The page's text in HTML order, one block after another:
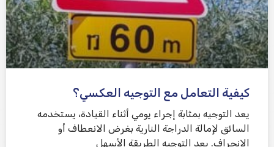
كيفية التعامل مع التوجيه العكسي؟
يعد التوجيه بمثابة إجراء يومي أثناء القيادة، يستخدمه
السائق لإمالة الدراجة النارية بغرض الانعطاف أو
الانحراف. يعد التوجيه الطريقة الأسهل